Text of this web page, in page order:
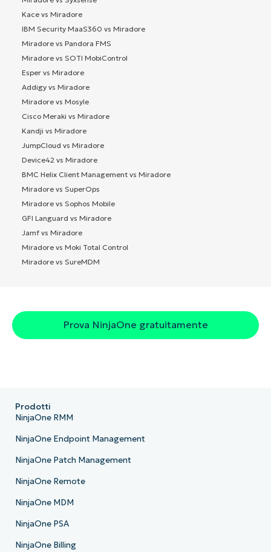
Kace vs Miradore
IBM Security MaaS360 vs Miradore
Miradore vs Pandora FMS
Miradore vs SOTI MobiControl
Esper vs Miradore
Addigy vs Miradore
Miradore vs Mosyle
Cisco Meraki vs Miradore
Kandji vs Miradore
JumpCloud vs Miradore
Device42 vs Miradore
BMC Helix Client Management vs Miradore
Miradore vs SuperOps
Miradore vs Sophos Mobile
GFI Languard vs Miradore
Jamf vs Miradore
Miradore vs Moki Total Control
Miradore vs SureMDM
Prova NinjaOne gratuitamente
Prodotti
NinjaOne RMM
NinjaOne Endpoint Management
NinjaOne Patch Management
NinjaOne Remote
NinjaOne MDM
NinjaOne PSA
NinjaOne Billing